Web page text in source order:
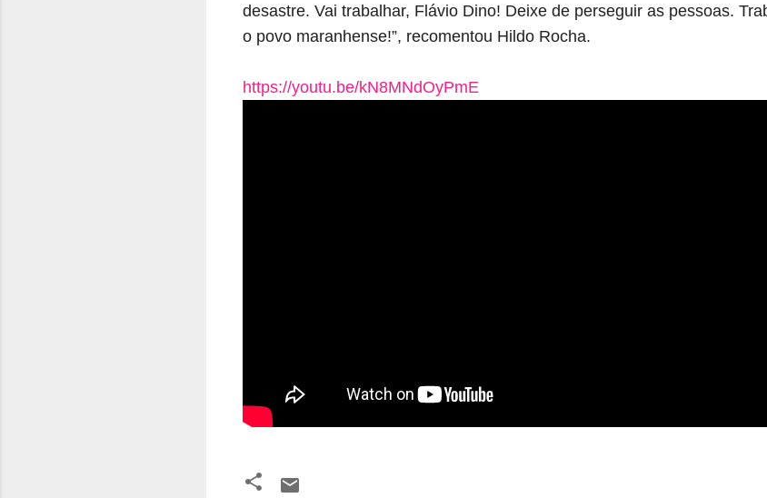
desastre. Vai trabalhar, Flávio Dino! Deixe de perseguir as pessoas.
o povo maranhense!”, recomentou Hildo Rocha.
https://youtu.be/kN8MNdOyPmE